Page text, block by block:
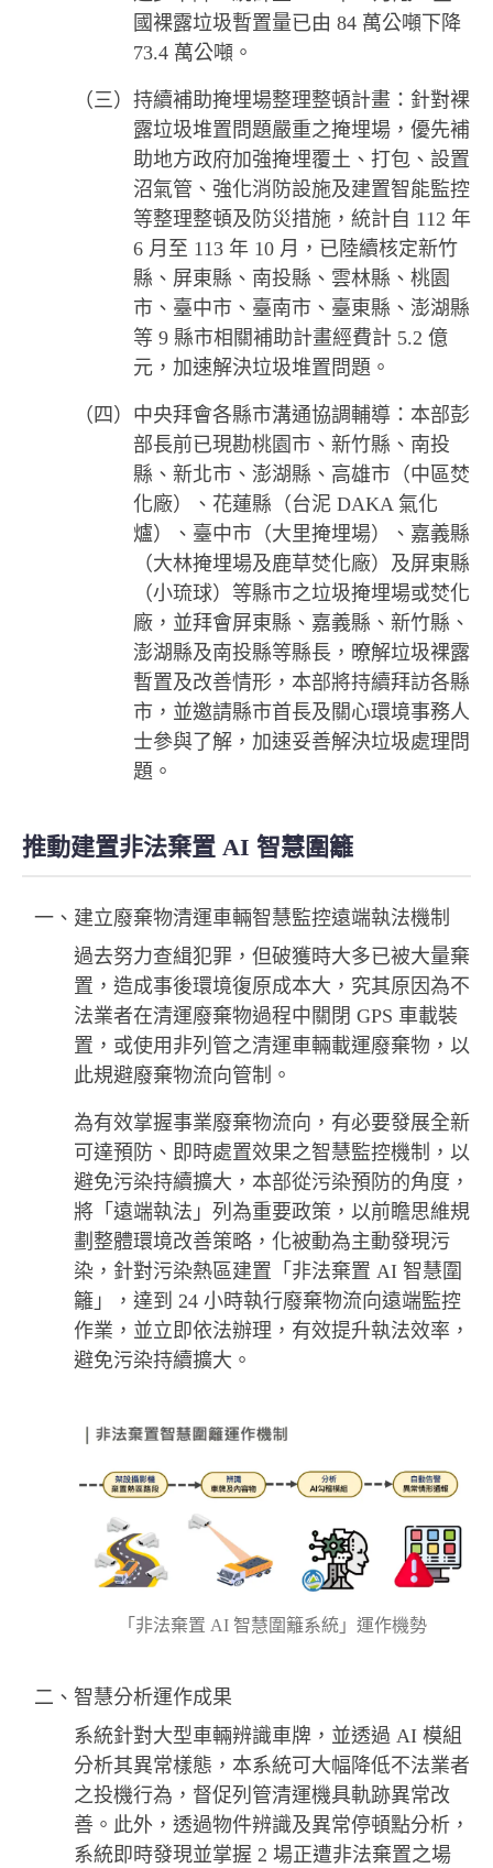
國裸露垃圾暫置量已由 84 萬公噸下降
73.4 萬公噸。
（三）持續補助掩埋場整理整頓計畫：針對裸
露垃圾堆置問題嚴重之掩埋場，優先補
助地方政府加強掩埋覆土、打包、設置
沼氣管、強化消防設施及建置智能監控
等整理整頓及防災措施，統計自 112 年
6 月至 113 年 10 月，已陸續核定新竹
縣、屏東縣、南投縣、雲林縣、桃園
市、臺中市、臺南市、臺東縣、澎湖縣
等 9 縣市相關補助計畫經費計 5.2 億
元，加速解決垃圾堆置問題。
（四）中央拜會各縣市溝通協調輔導：本部彭
部長前已現勘桃園市、新竹縣、南投
縣、新北市、澎湖縣、高雄市（中區焚
化廠）、花蓮縣（台泥 DAKA 氣化
爐）、臺中市（大里掩埋場）、嘉義縣
（大林掩埋場及鹿草焚化廠）及屏東縣
（小琉球）等縣市之垃圾掩埋場或焚化
廠，並拜會屏東縣、嘉義縣、新竹縣、
澎湖縣及南投縣等縣長，暸解垃圾裸露
暫置及改善情形，本部將持續拜訪各縣
市，並邀請縣市首長及關心環境事務人
士參與了解，加速妥善解決垃圾處理問
題。
推動建置非法棄置 AI 智慧圍籬
一、建立廢棄物清運車輛智慧監控遠端執法機制
過去努力查緝犯罪，但破獲時大多已被大量棄
置，造成事後環境復原成本大，究其原因為不
法業者在清運廢棄物過程中關閉 GPS 車載裝
置，或使用非列管之清運車輛載運廢棄物，以
此規避廢棄物流向管制。
為有效掌握事業廢棄物流向，有必要發展全新
可達預防、即時處置效果之智慧監控機制，以
避免污染持續擴大，本部從污染預防的角度，
將「遠端執法」列為重要政策，以前瞻思維規
劃整體環境改善策略，化被動為主動發現污
染，針對污染熱區建置「非法棄置 AI 智慧圍
籬」，達到 24 小時執行廢棄物流向遠端監控
作業，並立即依法辦理，有效提升執法效率，
避免污染持續擴大。
「非法棄置 AI 智慧圍籬系統」運作機勢
二、智慧分析運作成果
系統針對大型車輛辨識車牌，並透過 AI 模組
分析其異常樣態，本系統可大幅降低不法業者
之投機行為，督促列管清運機具軌跡異常改
善。此外，透過物件辨識及異常停頓點分析，
系統即時發現並掌握 2 場正遭非法棄置之場